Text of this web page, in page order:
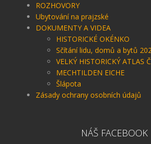
ROZHOVORY
Ubytování na prajzské
DOKUMENTY A VIDEA
HISTORICKÉ OKÉNKO
Sčítání lidu, domů a bytů
VELKÝ HISTORICKÝ ATLAS
MECHTILDEN EICHE
Šlápota
Zásady ochrany osobních údajů
NÁŠ FACEBOOK